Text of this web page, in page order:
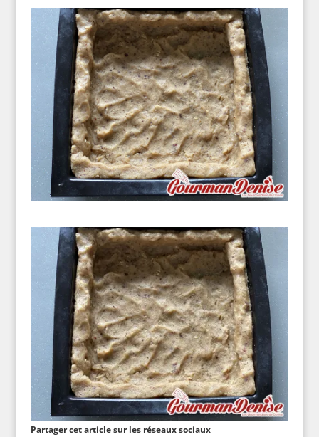
Partager cet article sur les réseaux sociaux